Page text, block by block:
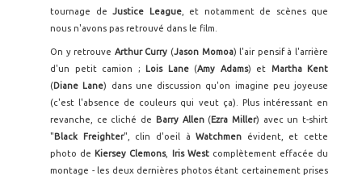
tournage de Justice League, et notamment de scènes que
nous n'avons pas retrouvé dans le film.
On y retrouve Arthur Curry (Jason Momoa) l'air pensif à l'arrière
d'un petit camion ; Lois Lane (Amy Adams) et Martha Kent
(Diane Lane) dans une discussion qu'on imagine peu joyeuse
(c'est l'absence de couleurs qui veut ça). Plus intéressant en
revanche, ce cliché de Barry Allen (Ezra Miller) avec un t-shirt
"Black Freighter", clin d'oeil àWatchmen
évident, et cette
photo de Kiersey Clemons, Iris West complètement effacée du
montage - les deux dernières photos étant certainement prises